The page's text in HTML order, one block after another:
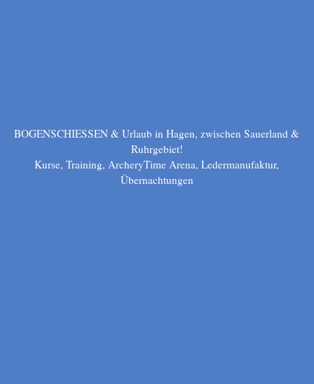
BOGENSCHIESSEN & Urlaub in Hagen, zwischen Sauerland &
Ruhrgebiet!
Kurse, Training, ArcheryTime Arena, Ledermanufaktur,
Übernachtungen